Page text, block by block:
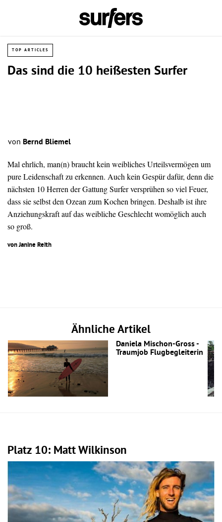
TOP ARTICLES
Das sind die 10 heißesten Surfer
von Bernd Bliemel
Mal ehrlich, man(n) braucht kein weibliches Urteilsvermögen um
pure Leidenschaft zu erkennen. Auch kein Gespür dafür, denn die
nächsten 10 Herren der Gattung Surfer versprühen so viel Feuer,
dass sie selbst den Ozean zum Kochen bringen. Deshalb ist ihre
Anziehungskraft auf das weibliche Geschlecht womöglich auch
so groß.
von Janine Reith
Ähnliche Artikel
Daniela Mischon-Gross -
Traumjob Flugbegleiterin
Platz 10: Matt Wilkinson